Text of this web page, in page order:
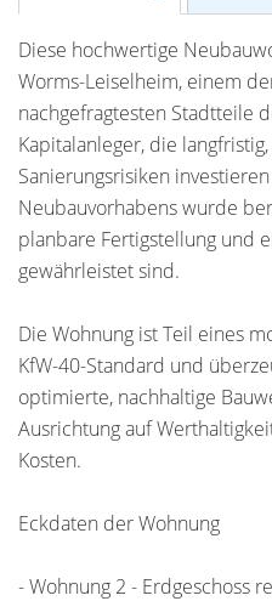
Diese hochwertige
Worms-Leiselheim, einem
nachgefragtesten Stadtteile
Kapitalanleger, die
Sanierungsrisiken
Neubauvorhabens wurde
planbare Fertigstellung und
gewährleistet sind.
Die Wohnung ist Teil eines
KfW-40-Standard und
optimierte, nachhaltige
Ausrichtung auf
Kosten.
Eckdaten der Wohnung
- Wohnung 2 - Erdgeschoss